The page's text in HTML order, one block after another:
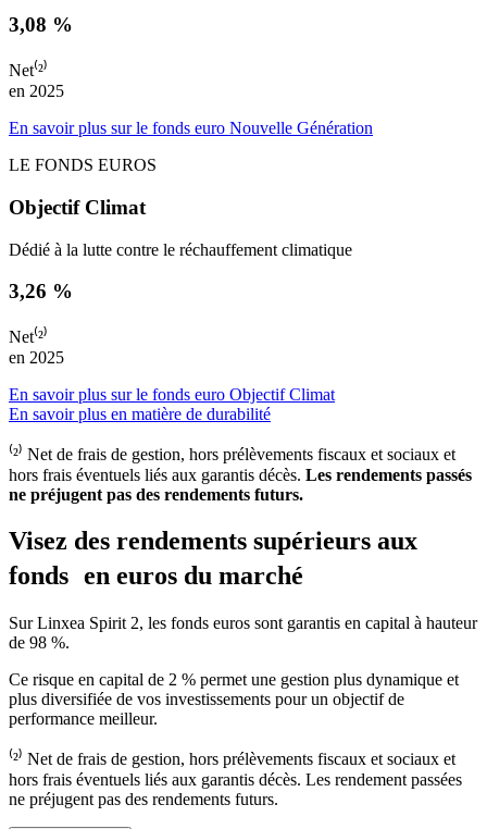
3,08 %
Net⁽²⁾
en 2025
En savoir plus sur le fonds euro Nouvelle Génération
LE FONDS EUROS
Objectif Climat
Dédié à la lutte contre le réchauffement climatique
3,26 %
Net⁽²⁾
en 2025
En savoir plus sur le fonds euro Objectif Climat
En savoir plus en matière de durabilité
⁽²⁾ Net de frais de gestion, hors prélèvements fiscaux et sociaux et
hors frais éventuels liés aux garantis décès. Les rendements passés
ne préjugent pas des rendements futurs.
Visez des rendements supérieurs aux
fonds en euros du marché
Sur Linxea Spirit 2, les fonds euros sont garantis en capital à hauteur
de 98 %.
Ce risque en capital de 2 % permet une gestion plus dynamique et
plus diversifiée de vos investissements pour un objectif de
performance meilleur.
⁽²⁾ Net de frais de gestion, hors prélèvements fiscaux et sociaux et
hors frais éventuels liés aux garantis décès. Les rendement passées
ne préjugent pas des rendements futurs.